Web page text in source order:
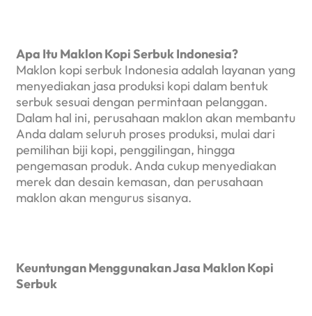
Apa Itu Maklon Kopi Serbuk Indonesia?
Maklon kopi serbuk Indonesia adalah layanan yang
menyediakan jasa produksi kopi dalam bentuk
serbuk sesuai dengan permintaan pelanggan.
Dalam hal ini, perusahaan maklon akan membantu
Anda dalam seluruh proses produksi, mulai dari
pemilihan biji kopi, penggilingan, hingga
pengemasan produk. Anda cukup menyediakan
merek dan desain kemasan, dan perusahaan
maklon akan mengurus sisanya.
Keuntungan Menggunakan Jasa Maklon Kopi
Serbuk